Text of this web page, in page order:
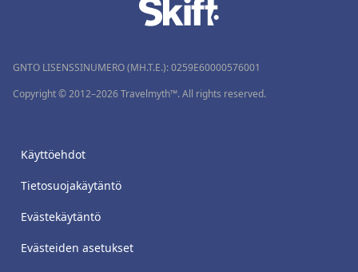
GNTO LISENSSINUMERO (MH.T.E.): 0259Ε60000576001
Copyright © 2012–2026 Travelmyth™. All rights reserved.
Käyttöehdot
Tietosuojakäytäntö
Evästekäytäntö
Evästeiden asetukset